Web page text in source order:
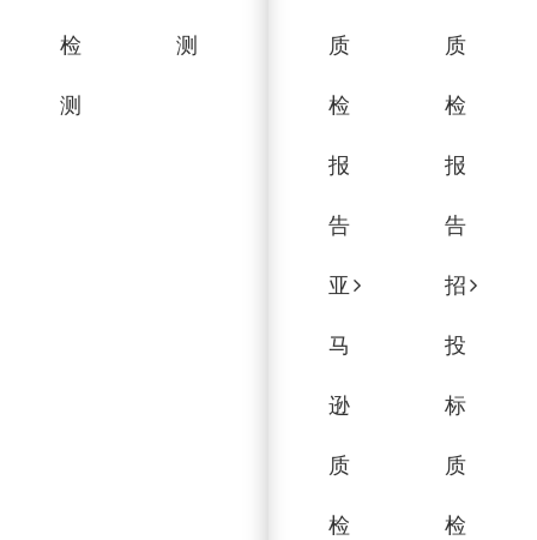
检
测
测 质
检
报
告
质
检
报
告
亚
马
逊
质
检
招
投
标
质
检